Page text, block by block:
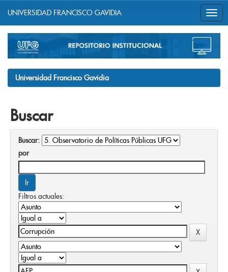
navigation
UNIVERSIDAD FRANCISCO GAVIDIA
Universidad Francisco Gavidia
Buscar
Buscar:
por
Filtros actuales: